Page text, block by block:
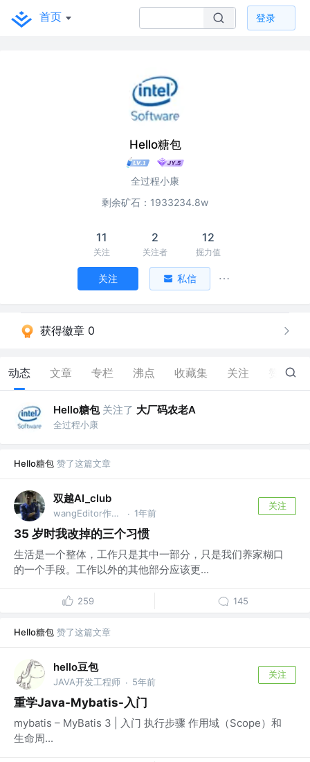
首页 登录
Hello糖包
全过程小康
剩余矿石：1933234.8w
11
关注
2
关注者
12
掘力值
关注 私信
获得徽章 0
动态 文章 专栏 沸点 收藏集 关注 109
Hello糖包 关注了 大厂码农老A
全过程小康
Hello糖包 赞了这篇文章
双越AI_club
wangEditor作者，慕课网讲师 · 1年前
关注
35 岁时我改掉的三个习惯
生活是一个整体，工作只是其中一部分，只是我们养家糊口
的一个手段。工作以外的其他部分应该更...
259 145
Hello糖包 赞了这篇文章
hello豆包
JAVA开发工程师 · 5年前
关注
重学Java-Mybatis-入门
mybatis – MyBatis 3 | 入门 执行步骤 作用域（Scope）和
生命周...